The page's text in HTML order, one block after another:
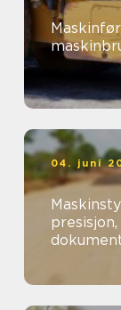
Maskinførerkurs
04. juni